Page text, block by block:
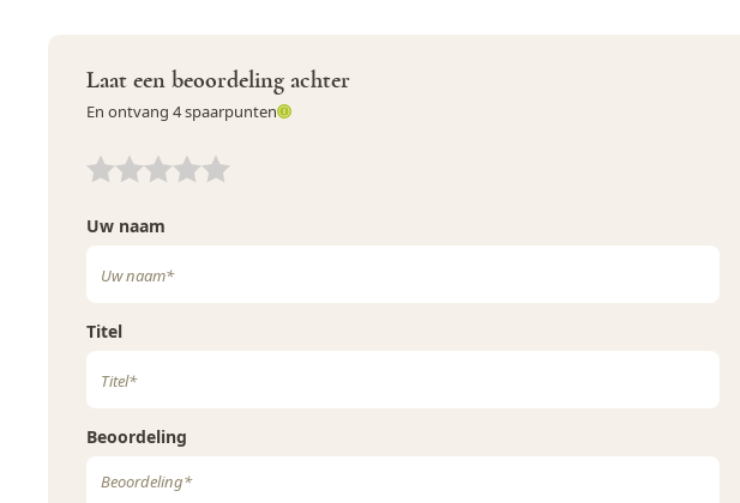
Selderij
Varkensvlees
Weekdieren
Wortel
Zwaveldioxide en sulfieten
Laat een beoordeling achter
En ontvang 4 spaarpunten
Uw waardering:
Uw naam
Titel
Beoordeling